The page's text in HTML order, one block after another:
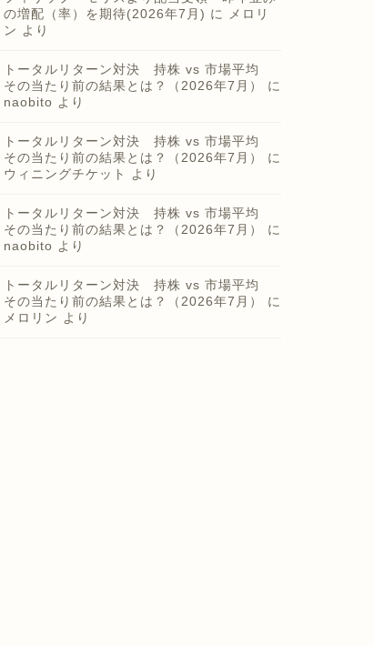
の増配（率）を期待(2026年7月) に メロリ
ン より
トータルリターン対決 持株 vs 市場平均
その当たり前の結果とは？（2026年7月）
に
naobito より
トータルリターン対決 持株 vs 市場平均
その当たり前の結果とは？（2026年7月）
に
ウィニングチケット
より
トータルリターン対決 持株 vs 市場平均
その当たり前の結果とは？（2026年7月）
に
naobito より
トータルリターン対決 持株 vs 市場平均
その当たり前の結果とは？（2026年7月）
に
メロリン より